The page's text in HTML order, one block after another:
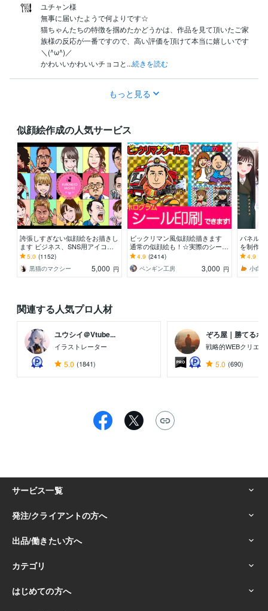
ユチャン様
無事に届いたようで何よりです☆
猫ちゃんたちの特徴を掴めたかどうかは、作品を見て頂いたご家
族様の反応が一番ですので、高い評価を頂けて本当に嬉しいです
＼(^ω^)／
かわいいかわいいチョコと...続きを読む
もっと見る
似顔絵作成の人気サービス
誇張しすぎない似顔絵をお描きし
ます ビジネス、SNS用アイコ
ン、アバターなどに！
5.0 (1152)
黒猫のマクシー
5,000 円
ビックリマン風似顔絵描きます
通常の似顔絵も！☆実際のシー
ル・名刺作成はじめました！☆
4.9 (2414)
ペンギン工房
3,000 円
パネル
を制作
応可◎大
4.9
小白
関連する人気プロ人材
ユウシイ＠Vtube...
イラストレーター
5.0 (1841)
ぞろ屋｜勝てるホ
戦略的WEBクリエイ
5.0 (690)